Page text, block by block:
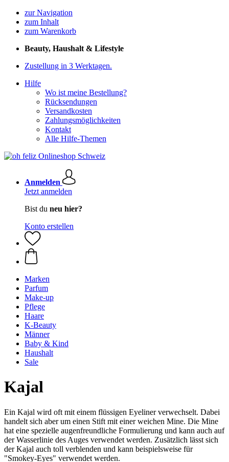
zur Navigation
zum Inhalt
zum Warenkorb
Beauty, Haushalt & Lifestyle
Zustellung in 3 Werktagen.
Hilfe
Wo ist meine Bestellung?
Rücksendungen
Versandkosten
Zahlungsmöglichkeiten
Kontakt
Alle Hilfe-Themen
Anmelden
Jetzt anmelden
Bist du neu hier?
Konto erstellen
Marken
Parfum
Make-up
Pflege
Haare
K-Beauty
Männer
Baby & Kind
Haushalt
Sale
Kajal
Ein Kajal wird oft mit einem flüssigen Eyeliner verwechselt. Dabei
handelt sich aber um einen Stift mit einer weichen Mine. Die Mine
hat eine spezielle augenfreundliche Formulierung und kann auch auf
der Wasserlinie des Auges verwendet werden. Zusätzlich lässt sich
der Kajal auch toll verblenden und kann beispielsweise für
"Smokey-Eyes" verwendet werden.